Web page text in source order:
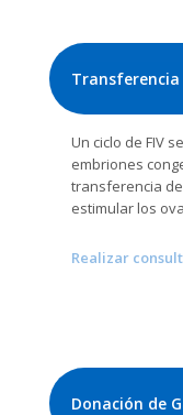
Transferencia
Un ciclo de FIV
embriones
transferencia
estimular los
Realizar
Donación de